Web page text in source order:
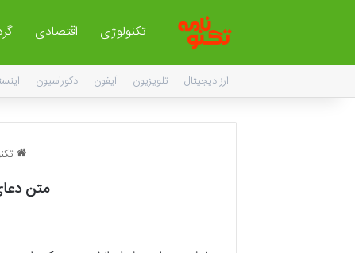
تکنولوژی اقتصادی
ارز دیجیتال تلویزیون آیفون دکوراسیون
متن